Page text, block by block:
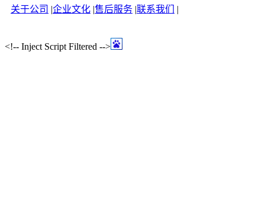
关于公司 |企业文化 |售后服务 |联系我们 |
<!-- Inject Script Filtered -->